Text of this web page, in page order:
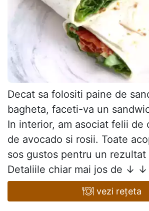
Decat sa folositi paine de
bagheta, faceti-va un
In interior, am asociat felii de
de avocado si rosii. Toate
sos gustos pentru un
Detaliile chiar mai jos de ↓ ↓
vezi rețeta